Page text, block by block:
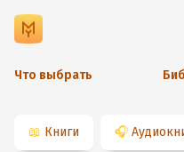
Что выбрать
📖 Книги 🎧